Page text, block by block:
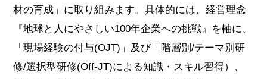
材の育成」に取り組みます。具体的には、経営理念
『地球と人にやさしい100年企業への挑戦』を軸に、
「現場経験の付与(OJT)」及び「階層別/テーマ別研
修/選択型研修(Off-JT)による知識・スキル習得）、